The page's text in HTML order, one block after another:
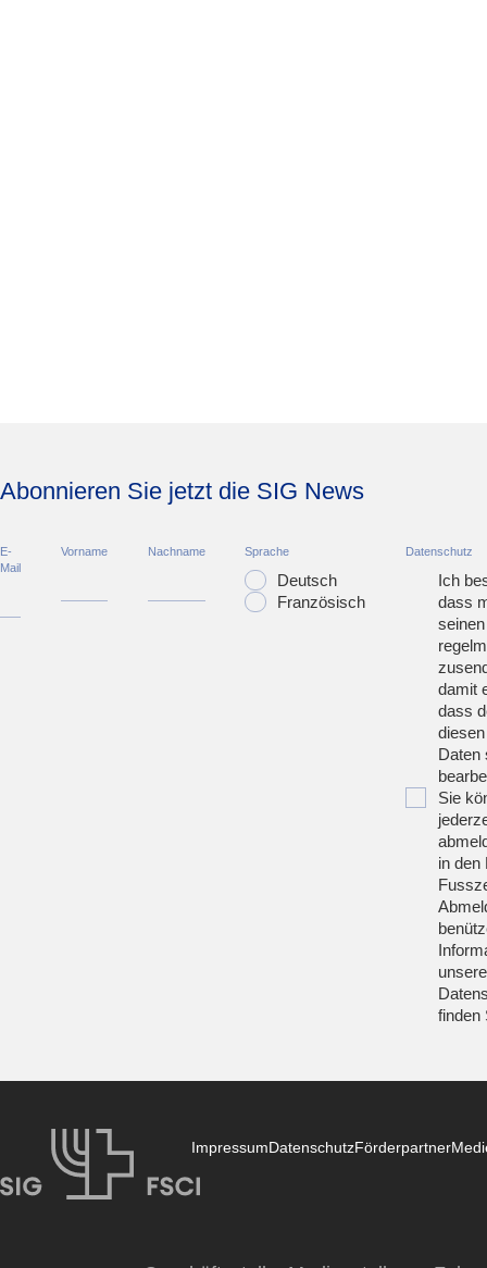
Abonnieren Sie jetzt die SIG News
E-
Mail
Vorname Nachname Sprache
Deutsch
Französisch
Datenschutz
Ich
dass
damit
dass
Daten
Sie
in den
finden
ImpressumDatenschutzFörderpartner